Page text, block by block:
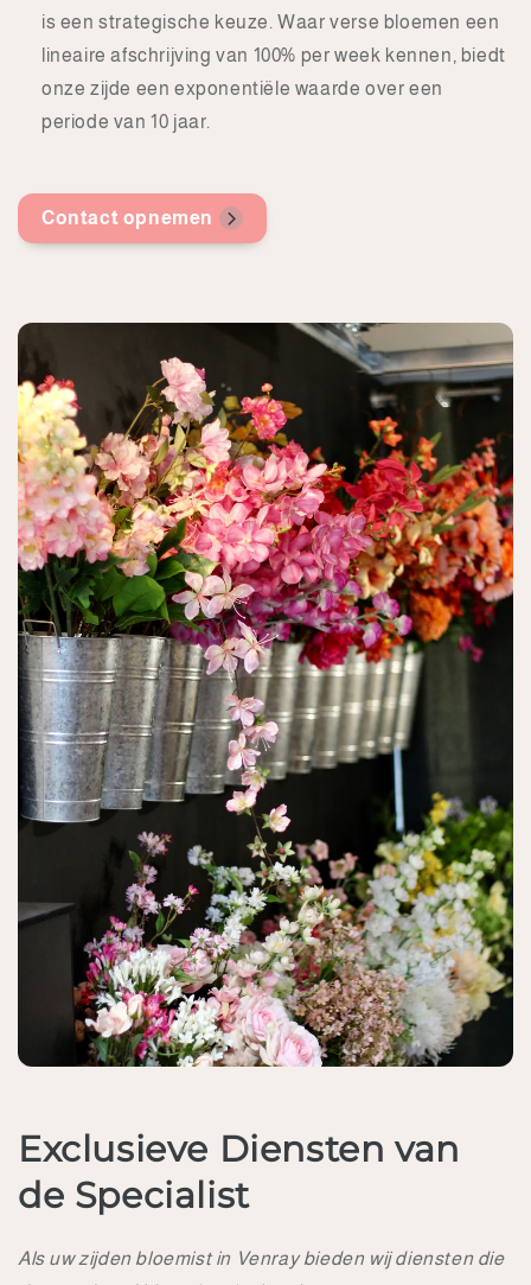
is een strategische keuze. Waar verse bloemen een
lineaire afschrijving van 100% per week kennen, biedt
onze zijde een exponentiële waarde over een
periode van 10 jaar.
Contact opnemen
Exclusieve Diensten van
de Specialist
Als uw zijden bloemist in Venray bieden wij diensten die